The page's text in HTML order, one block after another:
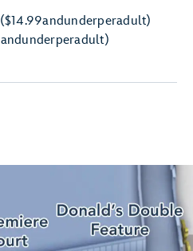
($14.99andunderperadult)
andunderperadult)